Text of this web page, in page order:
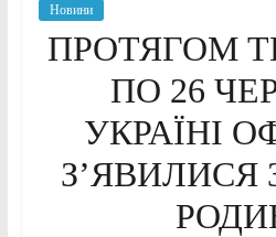
Новини
ПРОТЯГОМ
ПО 26
УКРАЇНІ
З’ЯВИЛИСЯ